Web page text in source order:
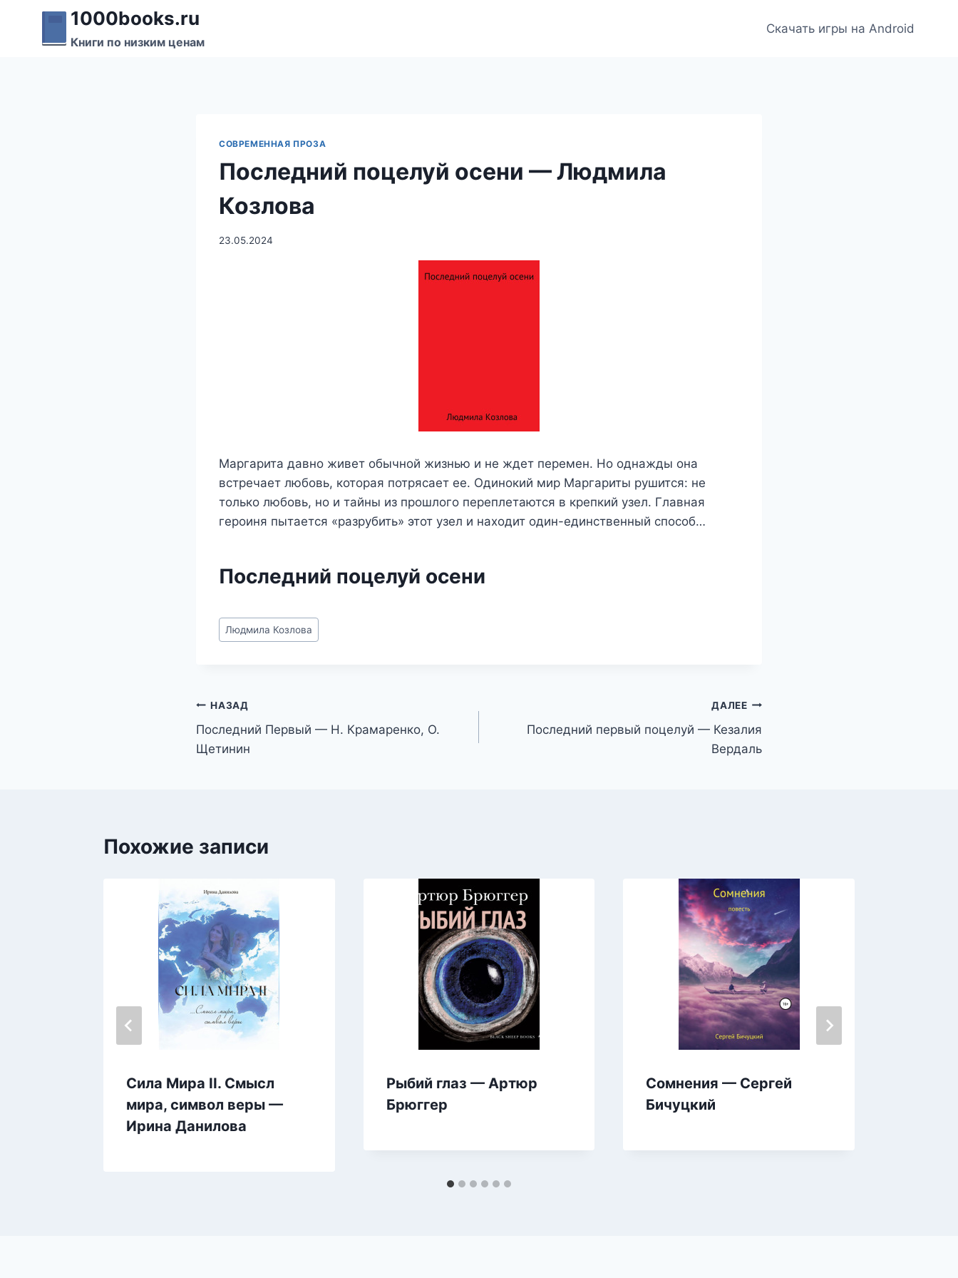
Перейти
содержимому
1000books.ru
Книги по низким ценам
Скачать игры на Android
СОВРЕМЕННАЯ ПРОЗА
Последний поцелуй осени — Людмила
Козлова
23.05.2024
Маргарита давно живет обычной жизнью и не ждет перемен. Но однажды она
встречает любовь, которая потрясает ее. Одинокий мир Маргариты рушится: не
только любовь, но и тайны из прошлого переплетаются в крепкий узел. Главная
героиня пытается «разрубить» этот узел и находит один-единственный способ…
Последний поцелуй осени
Метки
записи:
Людмила Козлова
Навигация
по
НАЗАД
Последний Первый — Н. Крамаренко, О.
Щетинин
ДАЛЕЕ
Последний первый поцелуй — Кезалия
Вердаль
Похожие записи
Сила Мира II. Смысл
мира, символ веры —
Ирина Данилова
Рыбий глаз — Артюр
Брюггер
Сомнения — Сергей
Бичуцкий